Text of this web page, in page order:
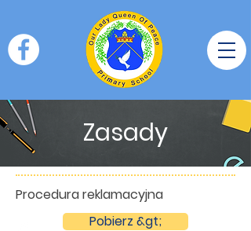
Zasady
Procedura reklamacyjna
Pobierz &gt;